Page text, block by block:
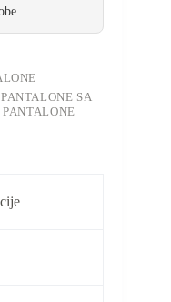
PANTALONE SA